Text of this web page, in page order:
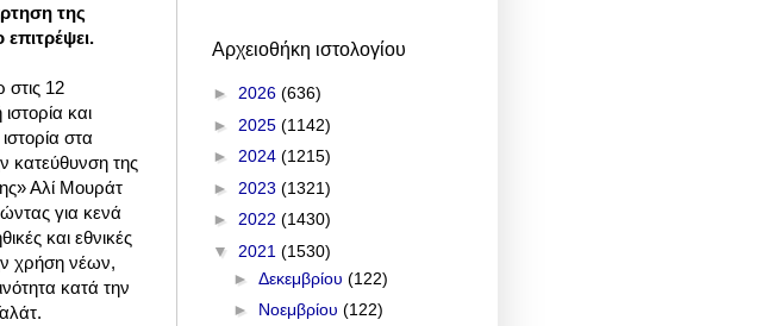
της
12
και
στα
κατεύθυνση της
Αλί Μουράτ
για κενά
και εθνικές
χρήση νέων,
κατά την
Αρχειοθήκη ιστολογίου
► 2026 (636)
► 2025 (1142)
► 2024 (1215)
► 2023 (1321)
► 2022 (1430)
▼ 2021 (1530)
► Δεκεμβρίου (122)
► Νοεμβρίου (122)